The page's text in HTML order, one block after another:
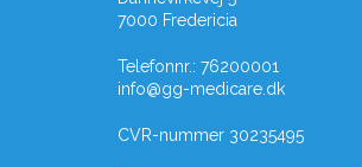
7000 Fredericia
Telefonnr.: 76200001
info@gg-medicare.dk
CVR-nummer 30235495